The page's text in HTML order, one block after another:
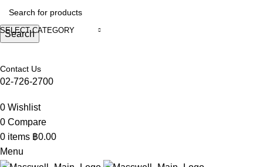
SELECT CATEGORY
Search
Contact Us
02-726-2700
0 Wishlist
0 Compare
0 items ฿0.00
Menu